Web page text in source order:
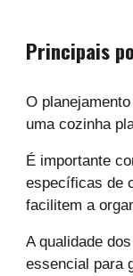
Principais
O
uma cozinha
É importante
específicas de
facilitem a
A qualidade
essencial para